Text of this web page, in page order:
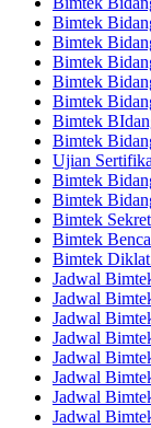
Bimtek
Bimtek
Bimtek
Bimtek
Bimtek
Bimtek
Bimtek
Ujian
Bimtek
Bimtek
Bimtek
Bimtek
Bimtek
Jadwal
Jadwal
Jadwal
Jadwal
Jadwal
Jadwal
Jadwal
Jadwal